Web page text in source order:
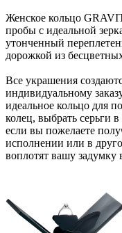
Женское кольцо
пробы с идеальной
утонченный
дорожкой из
Все украшения
индивидуальному
идеальное кольцо для
колец, выбрать серьги
если вы пожелаете
исполнении или в
воплотят вашу задумку